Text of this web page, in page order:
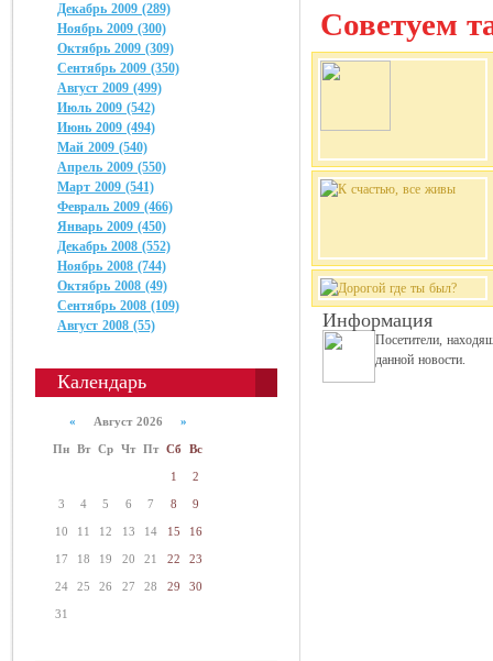
Декабрь 2009 (289)
Ноябрь 2009 (300)
Октябрь 2009 (309)
Сентябрь 2009 (350)
Август 2009 (499)
Июль 2009 (542)
Июнь 2009 (494)
Май 2009 (540)
Апрель 2009 (550)
Март 2009 (541)
Февраль 2009 (466)
Январь 2009 (450)
Декабрь 2008 (552)
Ноябрь 2008 (744)
Октябрь 2008 (49)
Сентябрь 2008 (109)
Август 2008 (55)
Календарь
« Август 2026 »
Пн Вт Ср Чт Пт Сб Вс
1 2
3 4 5 6 7 8 9
10 11 12 13 14 15 16
17 18 19 20 21 22 23
24 25 26 27 28 29 30
31
Советуем
Информация
Посетители,
данной новости.